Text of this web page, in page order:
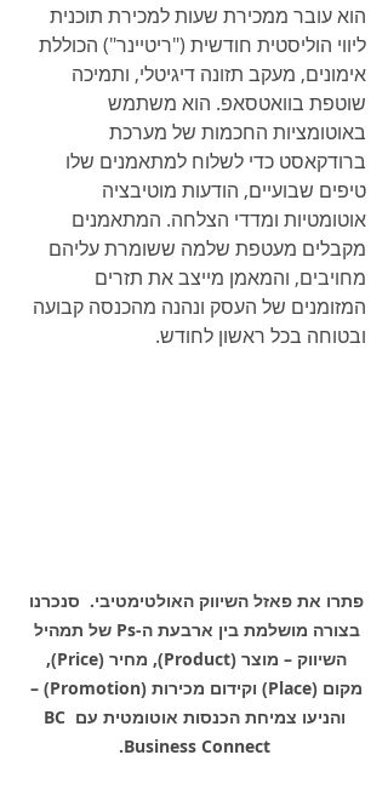
הוא עובר ממכירת שעות למכירת תוכנית
ליווי הוליסטית חודשית ("ריטיינר") הכוללת
אימונים, מעקב תזונה דיגיטלי, ותמיכה
שוטפת בוואטסאפ. הוא משתמש
באוטומציות החכמות של מערכת
ברודקאסט כדי לשלוח למתאמנים שלו
טיפים שבועיים, הודעות מוטיבציה
אוטומטיות ומדדי הצלחה. המתאמנים
מקבלים מעטפת שלמה ששומרת עליהם
מחויבים, והמאמן מייצב את תזרים
המזומנים של העסק ונהנה מהכנסה קבועה
ובטוחה בכל ראשון לחודש.
פתרו את פאזל השיווק האולטימטיבי.  סנכרנו
בצורה מושלמת בין ארבעת ה-Ps של תמהיל
השיווק – מוצר (Product), מחיר (Price),
מקום (Place) וקידום מכירות (Promotion) –
והניעו צמיחת הכנסות אוטומטית עם BC
Business Connect.